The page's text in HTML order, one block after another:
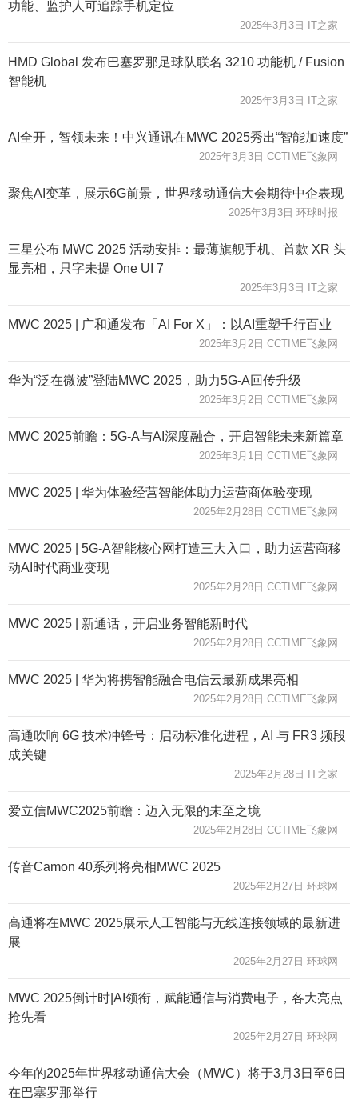
功能、监护人可追踪手机定位
2025年3月3日 IT之家
HMD Global 发布巴塞罗那足球队联名 3210 功能机 / Fusion
智能机
2025年3月3日 IT之家
AI全开，智领未来！中兴通讯在MWC 2025秀出“智能加速度”
2025年3月3日 CCTIME飞象网
聚焦AI变革，展示6G前景，世界移动通信大会期待中企表现
2025年3月3日 环球时报
三星公布 MWC 2025 活动安排：最薄旗舰手机、首款 XR 头
显亮相，只字未提 One UI 7
2025年3月3日 IT之家
MWC 2025 | 广和通发布「AI For X」：以AI重塑千行百业
2025年3月2日 CCTIME飞象网
华为“泛在微波”登陆MWC 2025，助力5G-A回传升级
2025年3月2日 CCTIME飞象网
MWC 2025前瞻：5G-A与AI深度融合，开启智能未来新篇章
2025年3月1日 CCTIME飞象网
MWC 2025 | 华为体验经营智能体助力运营商体验变现
2025年2月28日 CCTIME飞象网
MWC 2025 | 5G-A智能核心网打造三大入口，助力运营商移
动AI时代商业变现
2025年2月28日 CCTIME飞象网
MWC 2025 | 新通话，开启业务智能新时代
2025年2月28日 CCTIME飞象网
MWC 2025 | 华为将携智能融合电信云最新成果亮相
2025年2月28日 CCTIME飞象网
高通吹响 6G 技术冲锋号：启动标准化进程，AI 与 FR3 频段
成关键
2025年2月28日 IT之家
爱立信MWC2025前瞻：迈入无限的未至之境
2025年2月28日 CCTIME飞象网
传音Camon 40系列将亮相MWC 2025
2025年2月27日 环球网
高通将在MWC 2025展示人工智能与无线连接领域的最新进
展
2025年2月27日 环球网
MWC 2025倒计时|AI领衔，赋能通信与消费电子，各大亮点
抢先看
2025年2月27日 环球网
今年的2025年世界移动通信大会（MWC）将于3月3日至6日
在巴塞罗那举行